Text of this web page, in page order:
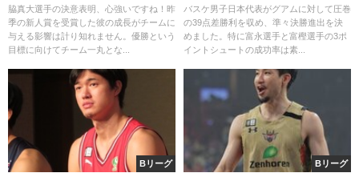
ぎる件ｗ
脇真大選手の決意表明、心強いですね！昨
季の新人賞を受賞した彼の成長がチームに
与える影響は計り知れません。優勝という
目標に向けてチーム一丸とな...
バスケ男子日本代表がグアムに対して圧巻
の39点差勝利を収め、準々決勝進出を決
めました。特に富永選手と富樫選手の3ポ
イントシュートの成功率は素...
Bリーグ Bリーグ